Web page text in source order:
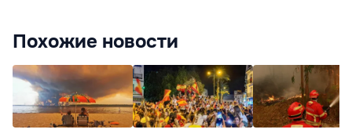
Похожие новости